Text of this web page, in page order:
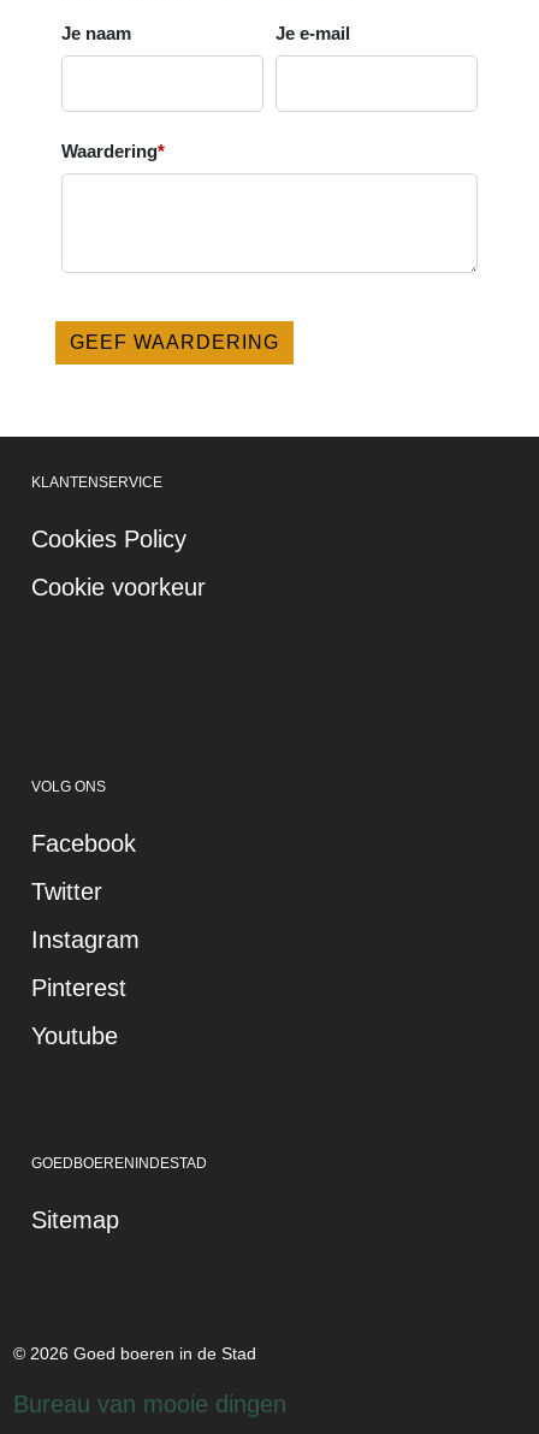
Je naam Je e-mail
Waardering*
KLANTENSERVICE
Cookies Policy
Cookie voorkeur
VOLG ONS
Facebook
Twitter
Instagram
Pinterest
Youtube
GOEDBOERENINDESTAD
Sitemap
© 2026 Goed boeren in de Stad
Bureau van mooie dingen